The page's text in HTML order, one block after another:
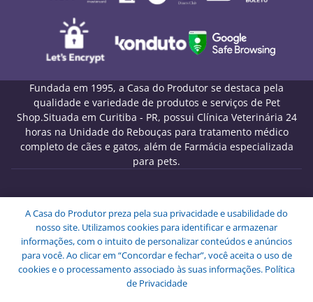
Fundada em 1995, a Casa do Produtor se destaca pela
qualidade e variedade de produtos e serviços de Pet
Shop.Situada em Curitiba - PR, possui Clínica Veterinária 24
horas na Unidade do Rebouças para tratamento médico
completo de cães e gatos, além de Farmácia especializada
para pets.
09.439.591/0001-72
Endereço: Rua Engenheiros Rebouças, 1826 - Rebouças -
Curitiba - PR - CEP: 80230-040.
Copyright © Melo Pet Shop Comércio de Rações LTDA -
Todos os Direitos Reservados.
A Casa do Produtor preza pela sua privacidade e usabilidade do
nosso site. Utilizamos cookies para identificar e armazenar
informações, com o intuito de personalizar conteúdos e anúncios
para você. Ao clicar em “Concordar e fechar”, você aceita o uso de
cookies e o processamento associado às suas informações. Política
de Privacidade